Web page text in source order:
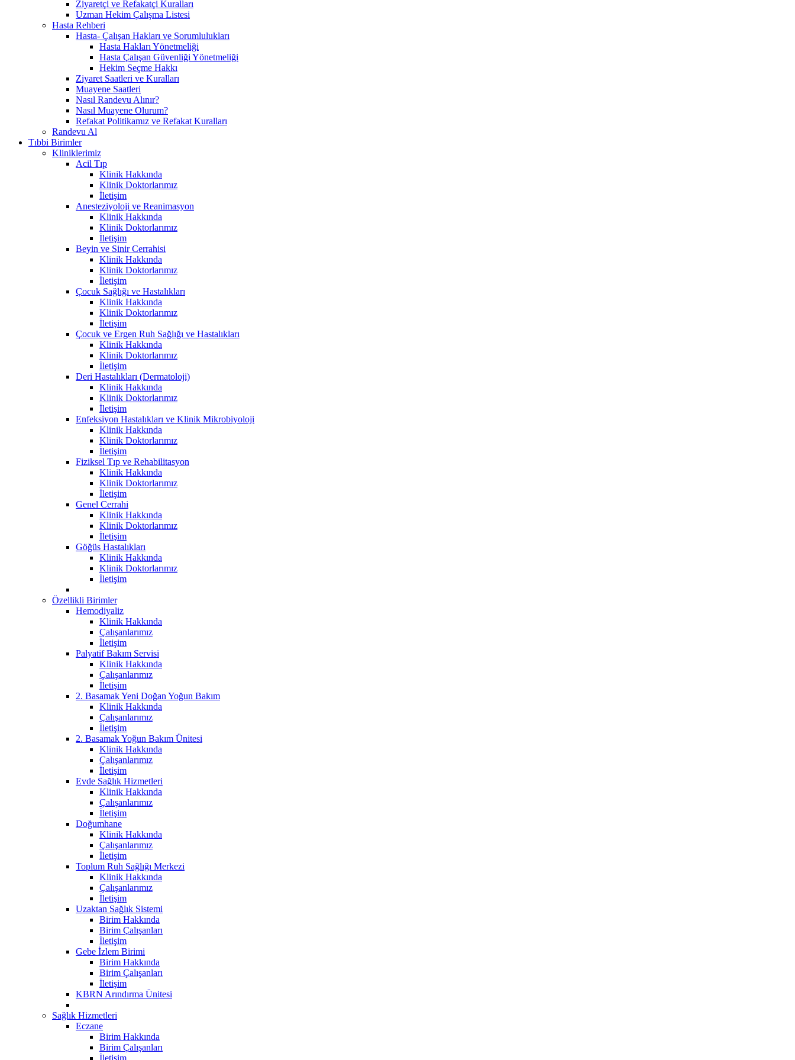
Ziyaretçi ve Refakatçi Kuralları
Uzman Hekim Çalışma Listesi
Hasta Rehberi
Hasta- Çalışan Hakları ve Sorumlulukları
Hasta Hakları Yönetmeliği
Hasta Çalışan Güvenliği Yönetmeliği
Hekim Seçme Hakkı
Ziyaret Saatleri ve Kuralları
Muayene Saatleri
Nasıl Randevu Alınır?
Nasıl Muayene Olurum?
Refakat Politikamız ve Refakat Kuralları
Randevu Al
Tıbbi Birimler
Kliniklerimiz
Acil Tıp
Klinik Hakkında
Klinik Doktorlarımız
İletişim
Anesteziyoloji ve Reanimasyon
Klinik Hakkında
Klinik Doktorlarımız
İletişim
Beyin ve Sinir Cerrahisi
Klinik Hakkında
Klinik Doktorlarımız
İletişim
Çocuk Sağlığı ve Hastalıkları
Klinik Hakkında
Klinik Doktorlarımız
İletişim
Çocuk ve Ergen Ruh Sağlığı ve Hastalıkları
Klinik Hakkında
Klinik Doktorlarımız
İletişim
Deri Hastalıkları (Dermatoloji)
Klinik Hakkında
Klinik Doktorlarımız
İletişim
Enfeksiyon Hastalıkları ve Klinik Mikrobiyoloji
Klinik Hakkında
Klinik Doktorlarımız
İletişim
Fiziksel Tıp ve Rehabilitasyon
Klinik Hakkında
Klinik Doktorlarımız
İletişim
Genel Cerrahi
Klinik Hakkında
Klinik Doktorlarımız
İletişim
Göğüs Hastalıkları
Klinik Hakkında
Klinik Doktorlarımız
İletişim
Özellikli Birimler
Hemodiyaliz
Klinik Hakkında
Çalışanlarımız
İletişim
Palyatif Bakım Servisi
Klinik Hakkında
Çalışanlarımız
İletişim
2. Basamak Yeni Doğan Yoğun Bakım
Klinik Hakkında
Çalışanlarımız
İletişim
2. Basamak Yoğun Bakım Ünitesi
Klinik Hakkında
Çalışanlarımız
İletişim
Evde Sağlık Hizmetleri
Klinik Hakkında
Çalışanlarımız
İletişim
Doğumhane
Klinik Hakkında
Çalışanlarımız
İletişim
Toplum Ruh Sağlığı Merkezi
Klinik Hakkında
Çalışanlarımız
İletişim
Uzaktan Sağlık Sistemi
Birim Hakkında
Birim Çalışanları
İletişim
Gebe İzlem Birimi
Birim Hakkında
Birim Çalışanları
İletişim
KBRN Arındırma Ünitesi
Sağlık Hizmetleri
Eczane
Birim Hakkında
Birim Çalışanları
İletişim